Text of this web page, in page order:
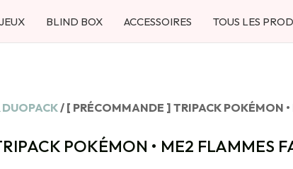
JEUX BLIND BOX ACCESSOIRES TOUS LES
DUOPACK/ [ PRÉCOMMANDE ] TRIPACK POKÉMON
POKÉMON • ME2 FLAMMES